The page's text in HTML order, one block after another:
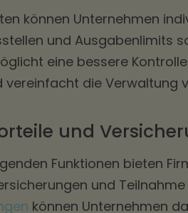
können Unternehmen
und Ausgabenlimits
eine bessere
vereinfacht die Verwaltung
und
Funktionen bieten
und
können Unternehmen